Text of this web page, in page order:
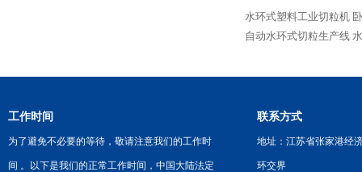
水环式塑料工业切粒机
自动水环式切粒生产线
工作时间
为了避免不必要的等待，敬请注意我们的工作时
间 。以下是我们的正常工作时间，中国大陆法定
联系方式
地址：江苏省张家港经
环交界